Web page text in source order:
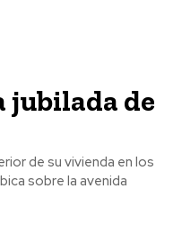
jubilada de
de su vivienda en los
sobre la avenida